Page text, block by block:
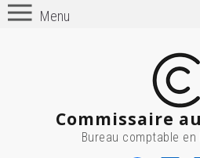
Menu
Commissaire
Bureau comptable en